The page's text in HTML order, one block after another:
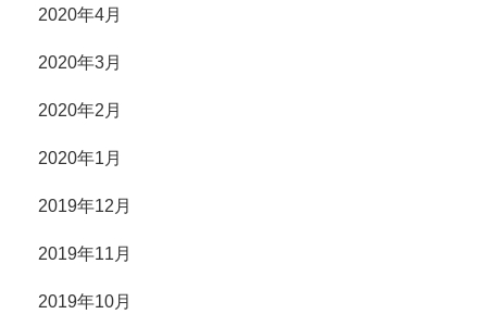
2020年4月
2020年3月
2020年2月
2020年1月
2019年12月
2019年11月
2019年10月